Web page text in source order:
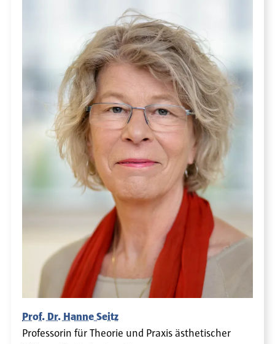
Prof. Dr. Hanne Seitz
Professorin für Theorie und Praxis ästhetischer